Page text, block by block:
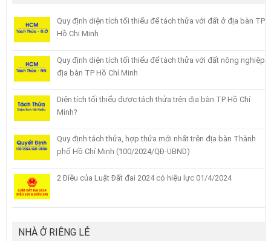
Quy định diện tích tối thiểu để tách thửa với đất ở địa bàn TP
Hồ Chi Minh
Quy định diện tích tối thiểu để tách thửa với đất nông nghiệp
địa bàn TP Hồ Chí Minh
Diện tích tối thiểu được tách thửa trên địa bàn TP Hồ Chí
Minh?
Quy định tách thửa, hợp thửa mới nhất trên địa bàn Thành
phố Hồ Chí Minh (100/2024/QĐ-UBND)
2 Điều của Luật Đất đai 2024 có hiệu lực 01/4/2024
NHÀ Ở RIÊNG LẺ